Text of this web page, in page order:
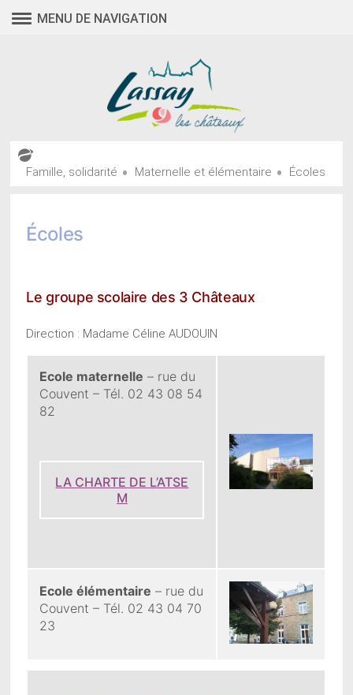
MENU DE NAVIGATION
Famille, solidarité • Maternelle et élémentaire • Écoles
Écoles
Le groupe scolaire des 3 Châteaux
Direction : Madame Céline AUDOUIN
Ecole maternelle – rue du
Couvent – Tél. 02 43 08 54
82
LA CHARTE DE L’ATSE
M
Ecole élémentaire – rue du
Couvent – Tél. 02 43 04 70
23